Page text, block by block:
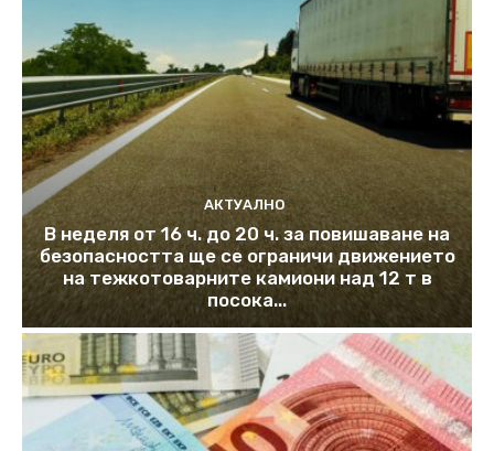
АКТУАЛНО
В неделя от 16 ч. до 20 ч. за повишаване на
безопасността ще се ограничи движението
на тежкотоварните камиони над 12 т в
посока...